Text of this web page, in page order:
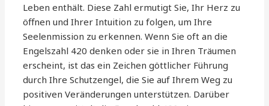
Leben enthält. Diese Zahl ermutigt Sie, Ihr Herz zu
öffnen und Ihrer Intuition zu folgen, um Ihre
Seelenmission zu erkennen. Wenn Sie oft an die
Engelszahl 420 denken oder sie in Ihren Träumen
erscheint, ist das ein Zeichen göttlicher Führung
durch Ihre Schutzengel, die Sie auf Ihrem Weg zu
positiven Veränderungen unterstützen. Darüber